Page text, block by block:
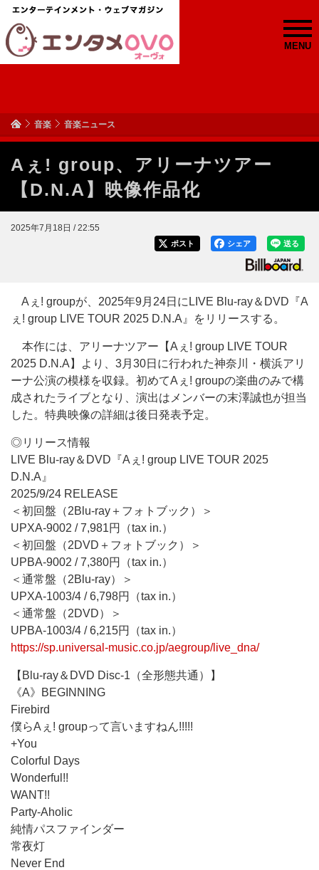
MENU
音楽 音楽ニュース
Aぇ! group、アリーナツアー
【D.N.A】映像作品化
2025年7月18日 / 22:55
送る
シェア
ポスト
Aぇ! groupが、2025年9月24日にLIVE Blu-ray＆DVD『A
ぇ! group LIVE TOUR 2025 D.N.A』をリリースする。
本作には、アリーナツアー【Aぇ! group LIVE TOUR
2025 D.N.A】より、3月30日に行われた神奈川・横浜アリ
ーナ公演の模様を収録。初めてAぇ! groupの楽曲のみで構
成されたライブとなり、演出はメンバーの末澤誠也が担当
した。特典映像の詳細は後日発表予定。
◎リリース情報
LIVE Blu-ray＆DVD『Aぇ! group LIVE TOUR 2025
D.N.A』
2025/9/24 RELEASE
＜初回盤（2Blu-ray＋フォトブック）＞
UPXA-9002 / 7,981円（tax in.）
＜初回盤（2DVD＋フォトブック）＞
UPBA-9002 / 7,380円（tax in.）
＜通常盤（2Blu-ray）＞
UPXA-1003/4 / 6,798円（tax in.）
＜通常盤（2DVD）＞
UPBA-1003/4 / 6,215円（tax in.）
https://sp.universal-music.co.jp/aegroup/live_dna/
【Blu-ray＆DVD Disc-1（全形態共通）】
《A》BEGINNING
Firebird
僕らAぇ! groupって言いますねん!!!!!
+You
Colorful Days
Wonderful!!
WANT!!
Party-Aholic
純情パスファインダー
常夜灯
Never End